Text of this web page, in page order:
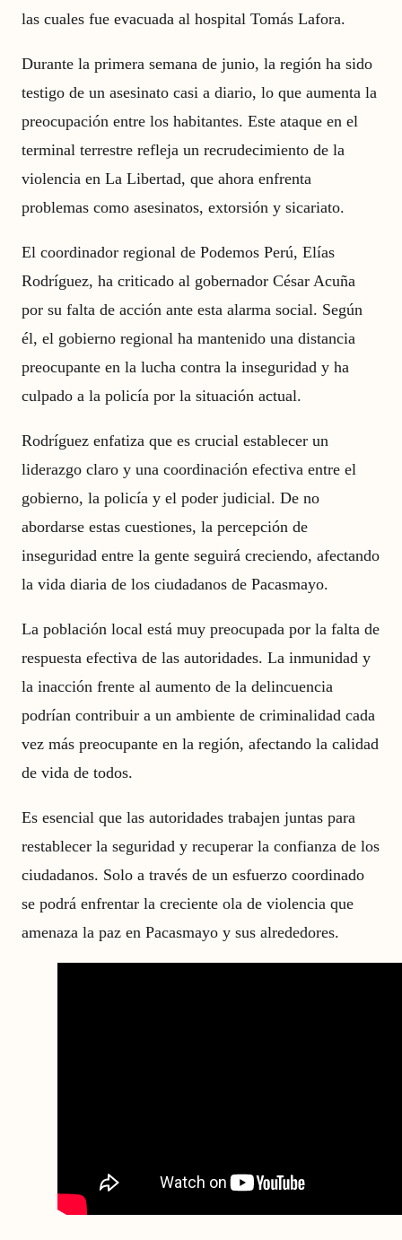
las cuales fue evacuada al hospital Tomás Lafora.
Durante la primera semana de junio, la región ha sido
testigo de un asesinato casi a diario, lo que aumenta la
preocupación entre los habitantes. Este ataque en el
terminal terrestre refleja un recrudecimiento de la
violencia en La Libertad, que ahora enfrenta
problemas como asesinatos, extorsión y sicariato.
El coordinador regional de Podemos Perú, Elías
Rodríguez, ha criticado al gobernador César Acuña
por su falta de acción ante esta alarma social. Según
él, el gobierno regional ha mantenido una distancia
preocupante en la lucha contra la inseguridad y ha
culpado a la policía por la situación actual.
Rodríguez enfatiza que es crucial establecer un
liderazgo claro y una coordinación efectiva entre el
gobierno, la policía y el poder judicial. De no
abordarse estas cuestiones, la percepción de
inseguridad entre la gente seguirá creciendo, afectando
la vida diaria de los ciudadanos de Pacasmayo.
La población local está muy preocupada por la falta de
respuesta efectiva de las autoridades. La inmunidad y
la inacción frente al aumento de la delincuencia
podrían contribuir a un ambiente de criminalidad cada
vez más preocupante en la región, afectando la calidad
de vida de todos.
Es esencial que las autoridades trabajen juntas para
restablecer la seguridad y recuperar la confianza de los
ciudadanos. Solo a través de un esfuerzo coordinado
se podrá enfrentar la creciente ola de violencia que
amenaza la paz en Pacasmayo y sus alrededores.